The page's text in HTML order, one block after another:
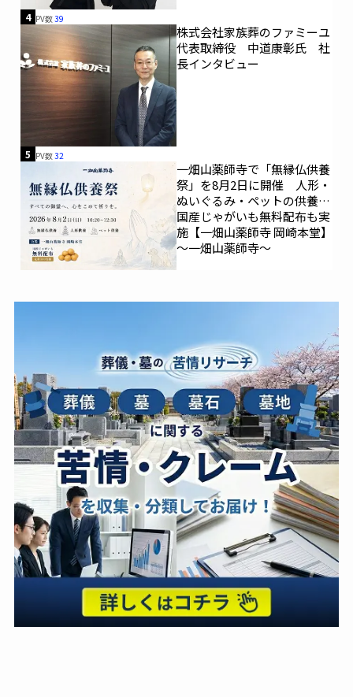
4 PV数39
株式会社家族葬のファミーユ
代表取締役 中道康彰氏 社
長インタビュー
5 PV数32
一畑山薬師寺で「無縁仏供養
祭」を8月2日に開催 人形・
ぬいぐるみ・ペットの供養、
国産じゃがいも無料配布も実
施【一畑山薬師寺 岡崎本堂】
～一畑山薬師寺～